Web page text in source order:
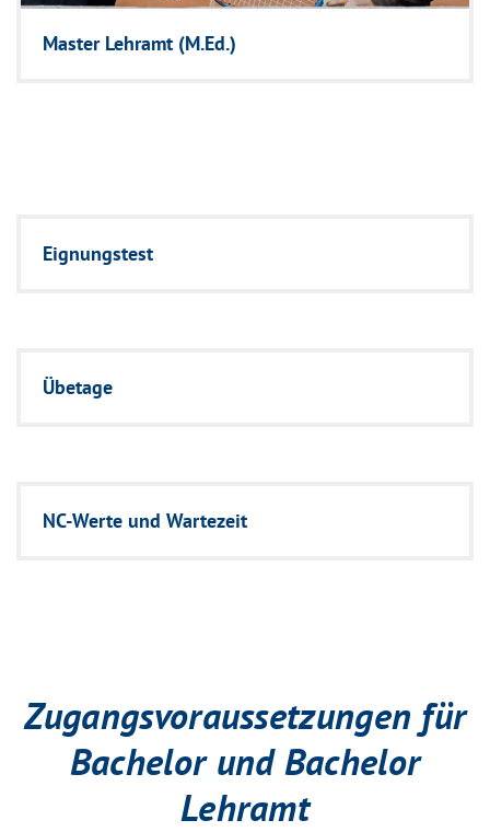
Master Lehramt (M.Ed.)
Eignungstest
Übetage
NC-Werte und Wartezeit
Zugangsvoraussetzungen für
Bachelor und Bachelor
Lehramt